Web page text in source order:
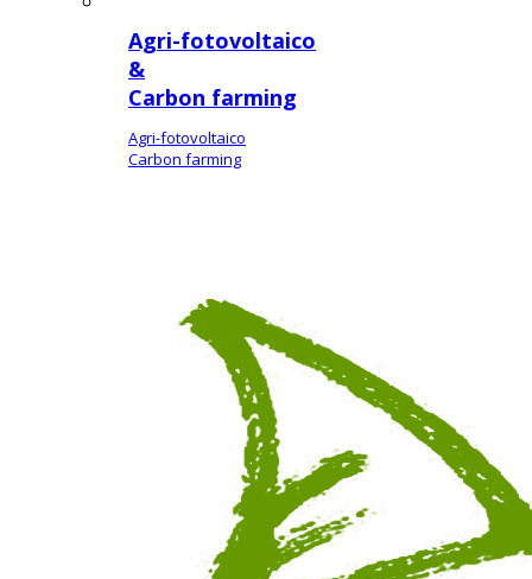
Agri-fotovoltaico
&
Carbon farming
Agri-fotovoltaico
Carbon farming